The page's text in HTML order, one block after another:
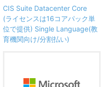
CIS Suite Datacenter Core
(ライセンスは16コアパック単
位で提供) Single Language(教
育機関向け/分割払い)